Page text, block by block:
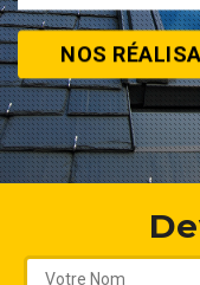
NOS